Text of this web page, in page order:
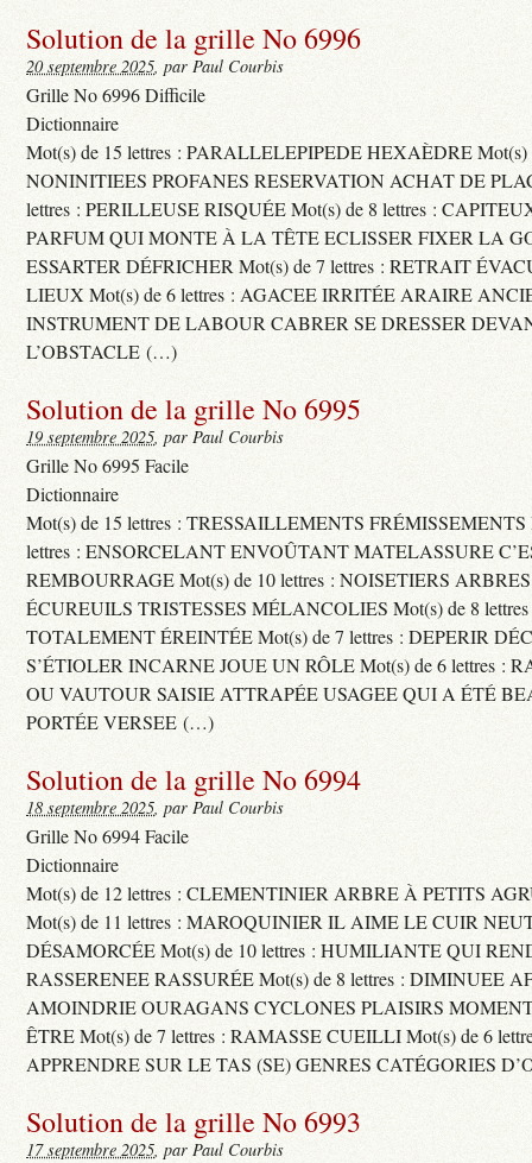
Solution de la grille No 6996
20 septembre 2025, par Paul Courbis
Grille No 6996 Difficile
Dictionnaire
Mot(s) de 15 lettres : PARALLELEPIPEDE HEXAÈDRE Mot(s)
NONINITIEES PROFANES RESERVATION ACHAT DE
lettres : PERILLEUSE RISQUÉE Mot(s) de 8 lettres :
PARFUM QUI MONTE À LA TÊTE ECLISSER FIXER LA
ESSARTER DÉFRICHER Mot(s) de 7 lettres : RETRAIT
LIEUX Mot(s) de 6 lettres : AGACEE IRRITÉE ARAIRE
INSTRUMENT DE LABOUR CABRER SE DRESSER
L’OBSTACLE (…)
Solution de la grille No 6995
19 septembre 2025, par Paul Courbis
Grille No 6995 Facile
Dictionnaire
Mot(s) de 15 lettres : TRESSAILLEMENTS FRÉMISSEMENTS
lettres : ENSORCELANT ENVOÛTANT MATELASSURE
REMBOURRAGE Mot(s) de 10 lettres : NOISETIERS
ÉCUREUILS TRISTESSES MÉLANCOLIES Mot(s) de 8
TOTALEMENT ÉREINTÉE Mot(s) de 7 lettres : DEPERIR
S’ÉTIOLER INCARNE JOUE UN RÔLE Mot(s) de 6 lettres :
OU VAUTOUR SAISIE ATTRAPÉE USAGEE QUI A ÉTÉ
PORTÉE VERSEE (…)
Solution de la grille No 6994
18 septembre 2025, par Paul Courbis
Grille No 6994 Facile
Dictionnaire
Mot(s) de 12 lettres : CLEMENTINIER ARBRE À PETITS
Mot(s) de 11 lettres : MAROQUINIER IL AIME LE CUIR
DÉSAMORCÉE Mot(s) de 10 lettres : HUMILIANTE QUI
RASSERENEE RASSURÉE Mot(s) de 8 lettres : DIMINUEE
AMOINDRIE OURAGANS CYCLONES PLAISIRS
ÊTRE Mot(s) de 7 lettres : RAMASSE CUEILLI Mot(s) de 6
APPRENDRE SUR LE TAS (SE) GENRES CATÉGORIES
Solution de la grille No 6993
17 septembre 2025, par Paul Courbis